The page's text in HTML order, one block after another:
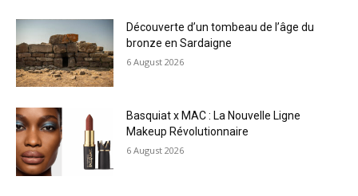
Découverte d’un tombeau de l’âge du
bronze en Sardaigne
6 August 2026
Basquiat x MAC : La Nouvelle Ligne
Makeup Révolutionnaire
6 August 2026